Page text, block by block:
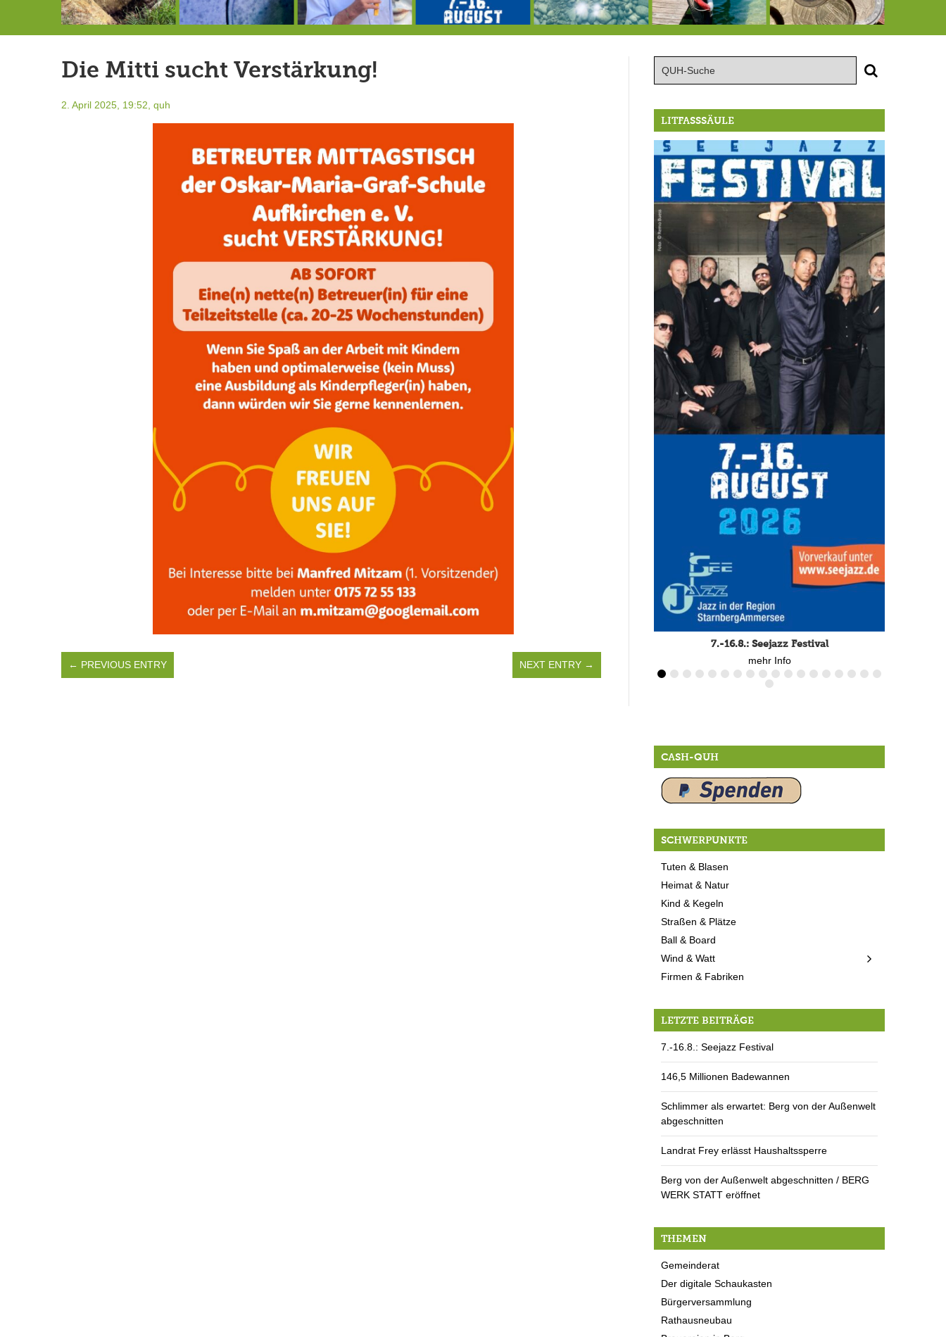
Die letzte Sitzung des Gemeinderates vor der Sommerpause
Die Mitti sucht Verstärkung!
2. April 2025, 19:52, quh
← PREVIOUS ENTRY NEXT ENTRY →
LITFASSSÄULE
7.-16.8.: Seejazz Festival
mehr Info
CASH-QUH
SCHWERPUNKTE
Tuten & Blasen
Heimat & Natur
Kind & Kegeln
Straßen & Plätze
Ball & Board
Wind & Watt
Firmen & Fabriken
LETZTE BEITRÄGE
7.-16.8.: Seejazz Festival
146,5 Millionen Badewannen
Schlimmer als erwartet: Berg von der Außenwelt
abgeschnitten
Landrat Frey erlässt Haushaltssperre
Berg von der Außenwelt abgeschnitten / BERG
WERK STATT eröffnet
THEMEN
Gemeinderat
Der digitale Schaukasten
Bürgerversammlung
Rathausneubau